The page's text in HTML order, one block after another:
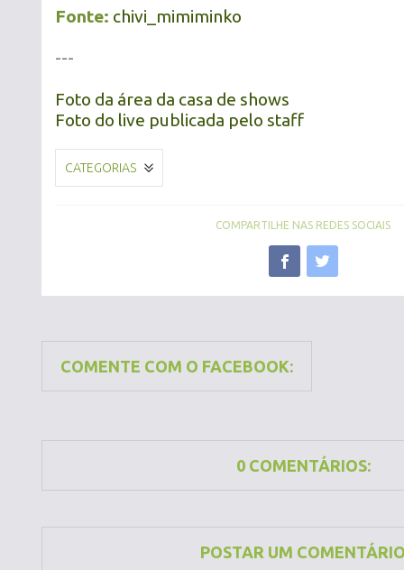
Fonte: chivi_mimiminko
---
Foto da área da casa de shows
Foto do live publicada pelo staff
CATEGORIAS
COMPARTILHE NAS REDES SOCIAIS
COMENTE COM O FACEBOOK:
0 COMENTÁRIOS:
POSTAR UM